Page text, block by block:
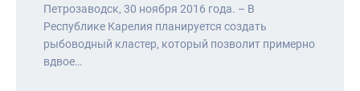
Петрозаводск, 30 ноября 2016 года. – В
Республике Карелия планируется создать
рыбоводный кластер, который позволит примерно
вдвое…